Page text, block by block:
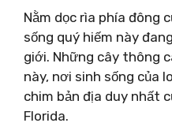
Nằm dọc rìa phía đông
sống quý hiếm này
giới. Những cây thông
này, nơi sinh sống của
chim bản địa duy nhất
Florida.